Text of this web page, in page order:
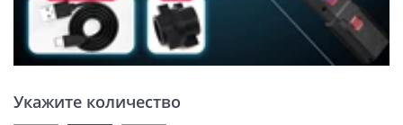
Укажите количество